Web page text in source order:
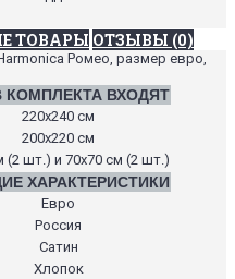
ТОВАРЫ ОТЗЫВЫ (0)
Ромео, размер евро,
КОМПЛЕКТА ВХОДЯТ
220х240 см
200х220 см
(2 шт.) и 70х70 см (2 шт.)
ХАРАКТЕРИСТИКИ
Евро
Россия
Сатин
Хлопок